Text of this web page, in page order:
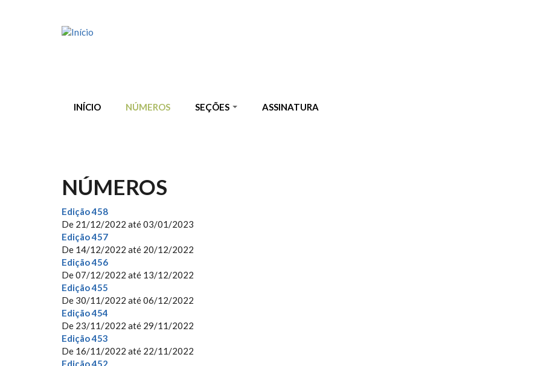
INÍCIO NÚMEROS SEÇÕES ASSINATURA
NÚMEROS
Edição 458
De 21/12/2022 até03/01/2023
Edição 457
De 14/12/2022 até 20/12/2022
Edição 456
De07/12/2022 até 13/12/2022
Edição 455
De 30/11/2022 até06/12/2022
Edição 454
De 23/11/2022 até 29/11/2022
Edição 453
De 16/11/2022 até 22/11/2022
Edição 452